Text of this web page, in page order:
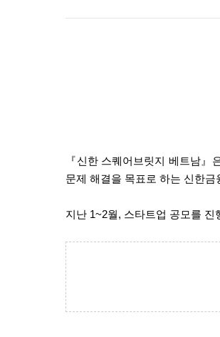
『신한 스퀘어브릿지 베트남』
문제 해결을 목표로 하는 신한금
지난 1~2월, 스타트업 공모를 진